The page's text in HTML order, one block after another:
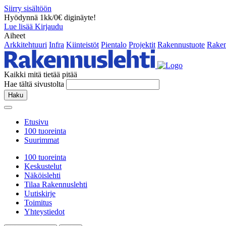
Siirry sisältöön
Hyödynnä 1kk/0€ diginäyte!
Lue lisää Kirjaudu
Aiheet
Arkkitehtuuri Infra Kiinteistöt Pientalo Projektit Rakennustuote
Kaikki mitä tietää pitää
Hae tältä sivustolta
Haku
Etusivu
100 tuoreinta
Suurimmat
100 tuoreinta
Keskustelut
Näköislehti
Tilaa Rakennuslehti
Uutiskirje
Toimitus
Yhteystiedot